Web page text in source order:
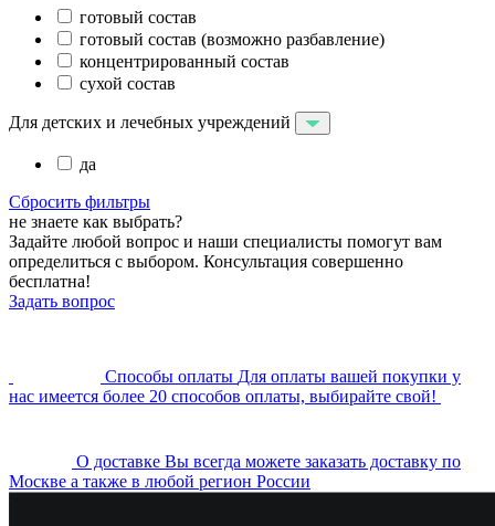
готовый состав
готовый состав (возможно разбавление)
концентрированный состав
сухой состав
Для детских и лечебных учреждений
да
Сбросить фильтры
не знаете как выбрать?
Задайте любой вопрос и наши специалисты помогут вам
определиться с выбором. Консультация совершенно
бесплатна!
Задать вопрос
Cпособы оплаты Для оплаты вашей покупки у
нас имеется более 20 способов оплаты, выбирайте свой!
О доставке Вы всегда можете заказать доставку по
Москве а также в любой регион России